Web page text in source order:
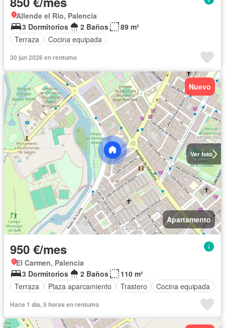
Allende el Río, Palencia
3 Dormitorios
2 Baños
89 m²
Terraza
Cocina equipada
30 jun 2026 en rentumo
Ver foto
Nuevo
Apartamento
950 €/mes
El Carmen, Palencia
3 Dormitorios
2 Baños
110 m²
Terraza
Plaza aparcamiento Trastero Cocina equipada
Hace 1 día, 5 horas en rentumo